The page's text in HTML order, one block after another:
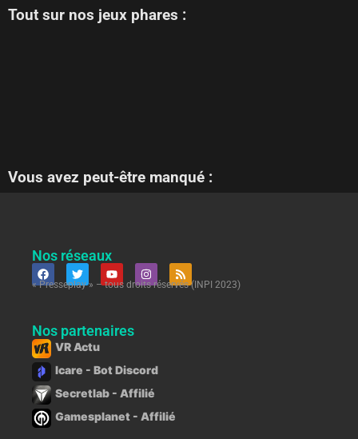
Tout sur nos jeux phares :
Vous avez peut-être manqué :
Nos réseaux
« Presseplay » – tous droits réservés (INPI 2023)
Nos partenaires
VR Actu
Icare - Bot Discord
Secretlab - Affilié
Gamesplanet - Affilié